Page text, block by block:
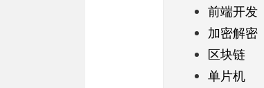
前端开发
加密解密
区块链
单片机